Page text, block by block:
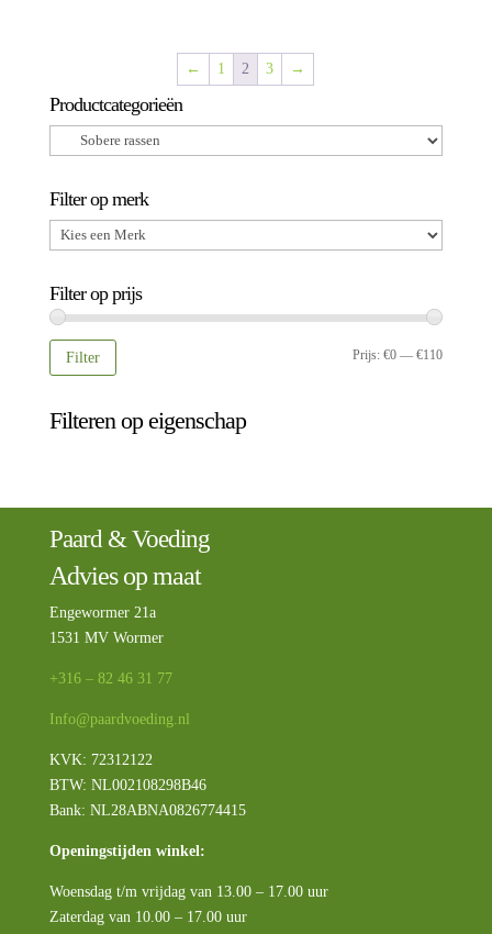
€11,00.
←
1 2 3 →
Productcategorieën
Filter op merk
Filter op prijs
Min.
Max.
Filter Prijs:€0 —€110
Filteren op eigenschap
Paard & Voeding
Advies op maat
Engewormer 21a
1531 MV Wormer
+316 – 82 46 31 77
Info@paardvoeding.nl
KVK: 72312122
BTW: NL002108298B46
Bank: NL28ABNA0826774415
Openingstijden winkel:
Woensdag t/m vrijdag van 13.00 – 17.00 uur
Zaterdag van 10.00 – 17.00 uur